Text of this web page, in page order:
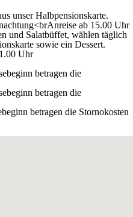
unser Halbpensionskarte.
ab 15.00 Uhr
und Salatbüffet, wählen täglich
sowie ein Dessert.
Uhr
betragen die
betragen die
betragen die Stornokosten